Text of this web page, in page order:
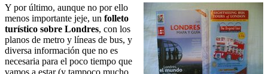
Y por último, aunque no por ello
menos importante jeje, un folleto
turístico sobre Londres, con los
planos de metro y líneas de bus, y
diversa información que no es
necesaria para el poco tiempo que